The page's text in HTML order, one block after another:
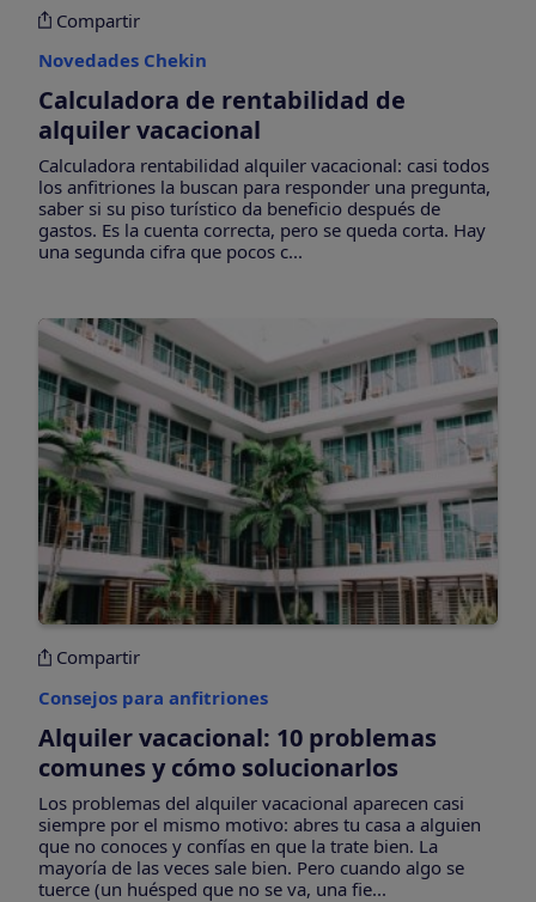
Compartir
Novedades Chekin
Calculadora de rentabilidad de
alquiler vacacional
Calculadora rentabilidad alquiler vacacional: casi todos
los anfitriones la buscan para responder una pregunta,
saber si su piso turístico da beneficio después de
gastos. Es la cuenta correcta, pero se queda corta. Hay
una segunda cifra que pocos c...
Compartir
Consejos para anfitriones
Alquiler vacacional: 10 problemas
comunes y cómo solucionarlos
Los problemas del alquiler vacacional aparecen casi
siempre por el mismo motivo: abres tu casa a alguien
que no conoces y confías en que la trate bien. La
mayoría de las veces sale bien. Pero cuando algo se
tuerce (un huésped que no se va, una fie...